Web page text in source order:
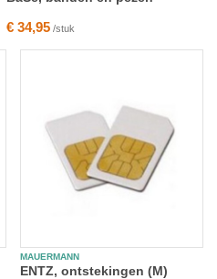
€ 34,95/stuk
MAUERMANN
ENTZ, ontstekingen (M)